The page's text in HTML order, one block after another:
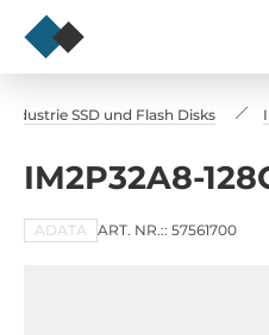
Industrie SSD und Flash Disks
IM2P32A8-
ADATA ART. NR.:: 57561700